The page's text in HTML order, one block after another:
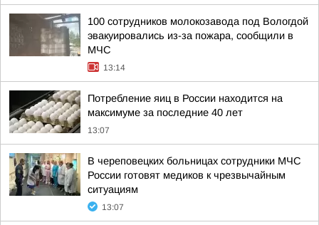
100 сотрудников молокозавода под Вологдой
эвакуировались из-за пожара, сообщили в
МЧС
13:14
Потребление яиц в России находится на
максимуме за последние 40 лет
13:07
В череповецких больницах сотрудники МЧС
России готовят медиков к чрезвычайным
ситуациям
13:07